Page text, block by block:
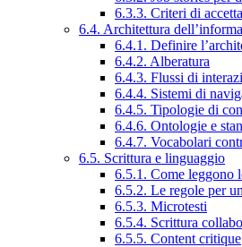
6.3.3. Criteri di
6.4. Architettura
6.4.1. Definire
6.4.2. Alberatura
6.4.3. Flussi di
6.4.4. Sistemi di
6.4.5. Tipologie di
6.4.6. Ontologie e
6.4.7. Vocabolari
6.5. Scrittura e linguaggio
6.5.1. Come leggono
6.5.2. Le regole per
6.5.3. Microtesti
6.5.4. Scrittura
6.5.5. Content critique